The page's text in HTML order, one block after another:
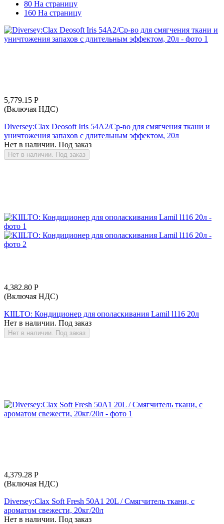
80 На страницу
160 На страницу
5,779.15 Р
(Включая НДС)
Diversey:Clax Deosoft Iris 54A2/Ср-во для смягчения ткани и
уничтожения запахов с длительным эффектом, 20л
Нет в наличии. Под заказ
Нет в наличии. Под заказ
4,382.80 Р
(Включая НДС)
KIILTO: Кондиционер для ополаскивания Lamil l116 20л
Нет в наличии. Под заказ
Нет в наличии. Под заказ
4,379.28 Р
(Включая НДС)
Diversey:Clax Soft Fresh 50A1 20L / Смягчитель ткани, с
ароматом свежести, 20кг/20л
Нет в наличии. Под заказ